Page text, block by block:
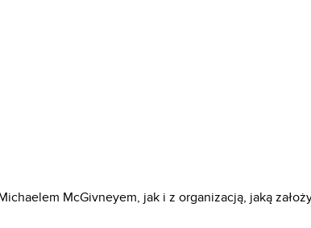
McGivneyem, jak i z organizacją, jaką